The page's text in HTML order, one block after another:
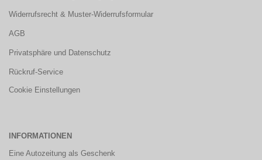
Widerrufsrecht & Muster-Widerrufsformular
AGB
Privatsphäre und Datenschutz
Rückruf-Service
Cookie Einstellungen
INFORMATIONEN
Eine Autozeitung als Geschenk